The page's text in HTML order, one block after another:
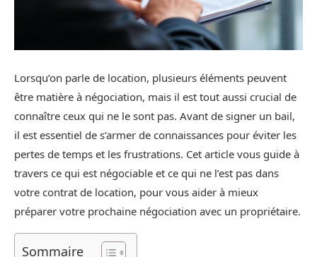
Lorsqu’on parle de location, plusieurs éléments peuvent
être matière à négociation, mais il est tout aussi crucial de
connaître ceux qui ne le sont pas. Avant de signer un bail,
il est essentiel de s’armer de connaissances pour éviter les
pertes de temps et les frustrations. Cet article vous guide à
travers ce qui est négociable et ce qui ne l’est pas dans
votre contrat de location, pour vous aider à mieux
préparer votre prochaine négociation avec un propriétaire.
Sommaire